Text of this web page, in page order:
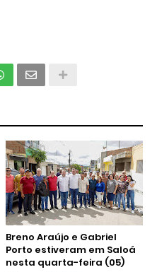
Breno Araújo e Gabriel
Porto estiveram em Saloá
nesta quarta-feira (05)